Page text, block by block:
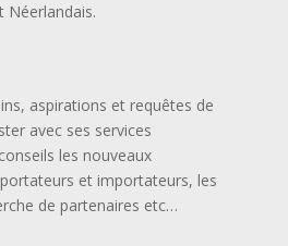
Néerlandais.
aspirations et requêtes de
avec ses services
les nouveaux
et importateurs, les
de partenaires etc…